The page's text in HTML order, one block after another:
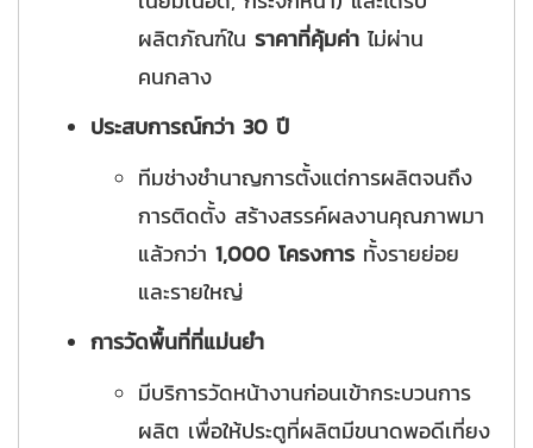
ผลิตภัณฑ์ใน ราคาที่คุ้มค่า ไม่ผ่าน
คนกลาง
ประสบการณ์กว่า 30 ปี
ทีมช่างชำนาญการตั้งแต่การผลิตจนถึง
การติดตั้ง สร้างสรรค์ผลงานคุณภาพมา
แล้วกว่า 1,000 โครงการ ทั้งรายย่อย
และรายใหญ่
การวัดพื้นที่ที่แม่นยำ
มีบริการวัดหน้างานก่อนเข้ากระบวนการ
ผลิต เพื่อให้ประตูที่ผลิตมีขนาดพอดีเที่ยง